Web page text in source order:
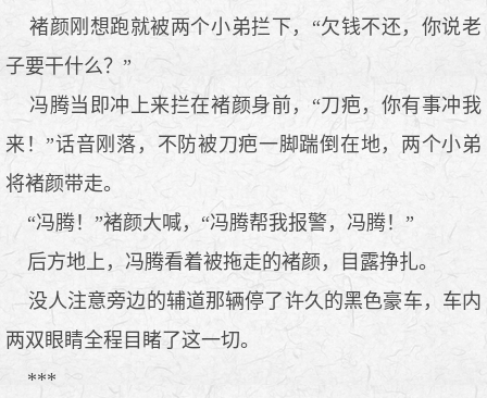
褚颜刚想跑就被两个小弟拦下，“欠钱不还，你说老
子要干什么？”
冯腾当即冲上来拦在褚颜身前，“刀疤，你有事冲我
来！”话音刚落，不防被刀疤一脚踹倒在地，两个小弟
将褚颜带走。
“冯腾！”褚颜大喊，“冯腾帮我报警，冯腾！”
后方地上，冯腾看着被拖走的褚颜，目露挣扎。
没人注意旁边的辅道那辆停了许久的黑色豪车，车内
两双眼睛全程目睹了这一切。
***